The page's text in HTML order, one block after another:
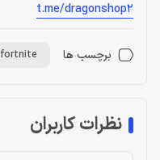
t.me/dragonshop2
برچسب ها fortnite
نظرات کاربران